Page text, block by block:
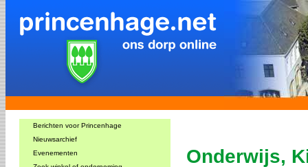
Berichten voor Princenhage
Nieuwsarchief
Evenementen
Onderwijs,